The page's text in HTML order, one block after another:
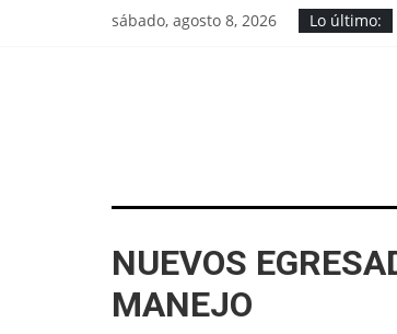
sábado, agosto 8, 2026 Lo último:
Noticias
de
Chivilcoy
NUEVOS
MANEJO